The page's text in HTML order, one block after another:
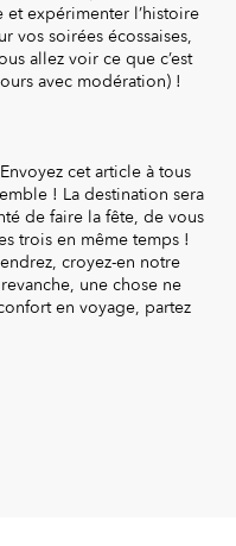
et expérimenter l’histoire
vos soirées écossaises,
allez voir ce que c’est
avec modération) !
cet article à tous
! La destination sera
de faire la fête, de vous
trois en même temps !
croyez-en notre
une chose ne
en voyage, partez